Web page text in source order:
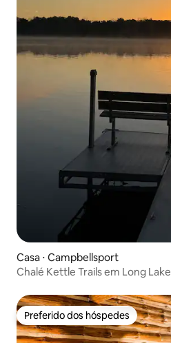
Casa ⋅ Campbellsport
Chalé Kettle Trails em Long Lake
Preferido dos hóspedes
Preferido dos hóspedes